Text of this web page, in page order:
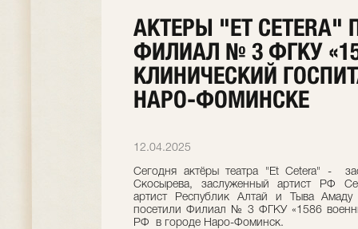
АКТЕРЫ "ET CETERA"
ФИЛИАЛ № 3 ФГКУ
КЛИНИЧЕСКИЙ
НАРО-ФОМИНСКЕ
12.04.2025
Сегодня актёры театра "Et Cetera" -
Скосырева, заслуженный артист РФ
артист Республик Алтай и Тыва Амаду
посетили Филиал № 3 ФГКУ «1586
РФ в городе Наро-Фоминск.